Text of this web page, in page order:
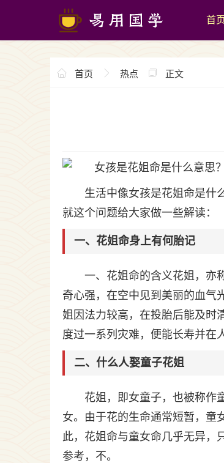
首
首页 热点 正文
生活中像女孩是花姐命是什
就这个问题给大家做一些解读：
一、花姐命身上有何胎记
一、花姐命的含义花姐，亦
奇心强，在空中见到美丽的血气
姐因法力较高，在投胎后能及时
度过一系列灾难，便能长寿并在
二、什么人娶童子花姐
花姐，即女童子，也被称作
女。由于花的生命通常短暂，童
此，花姐命与童女命几乎无异，
参考，不。